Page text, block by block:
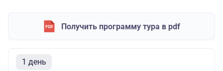
Получить программу тура в pdf
1 день